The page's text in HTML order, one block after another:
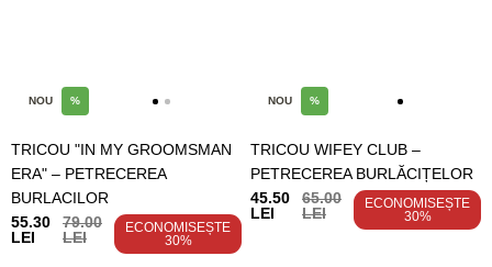
NOU %
TRICOU "IN MY GROOMSMAN
ERA" – PETRECEREA
BURLACILOR
55.30
LEI
79.00
LEI
ECONOMISEȘTE
30%
NOU %
TRICOU WIFEY CLUB –
PETRECEREA BURLĂCIȚELOR
45.50
LEI
65.00
LEI
ECONOMISEȘTE
30%